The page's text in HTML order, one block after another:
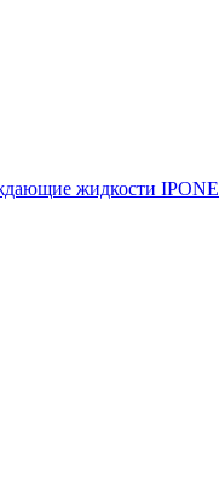
жидкости IPONE